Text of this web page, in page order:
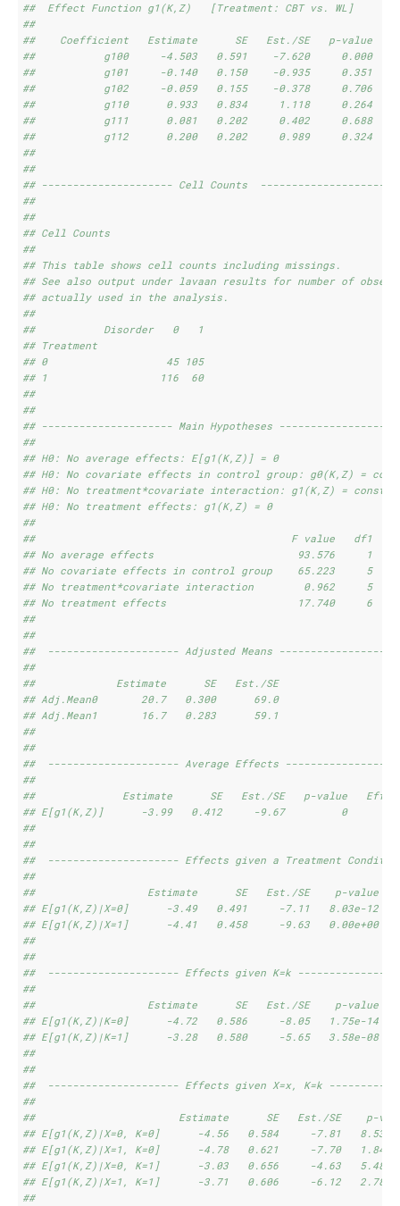
##  Effect Function g1(K,Z)   [Treatment: CBT vs. WL]
##
##    Coefficient   Estimate      SE   Est./SE   p-value
##           g100     -4.503   0.591    -7.620     0.000
##           g101     -0.140   0.150    -0.935     0.351
##           g102     -0.059   0.155    -0.378     0.706
##           g110      0.933   0.834     1.118     0.264
##           g111      0.081   0.202     0.402     0.688
##           g112      0.200   0.202     0.989     0.324
##
##
## --------------------- Cell Counts  ---------------------
##
##
## Cell Counts
##
## This table shows cell counts including missings.
## See also output under lavaan results for number of
## actually used in the analysis.
##
##           Disorder   0   1
## Treatment
## 0                   45 105
## 1                  116  60
##
##
## --------------------- Main Hypotheses
##
## H0: No average effects: E[g1(K,Z)] = 0
## H0: No covariate effects in control group: g0(K,Z) =
## H0: No treatment*covariate interaction: g1(K,Z) =
## H0: No treatment effects: g1(K,Z) = 0
##
##                                         F value   df1
## No average effects                       93.576     1
## No covariate effects in control group    65.223     5
## No treatment*covariate interaction        0.962     5
## No treatment effects                     17.740     6
##
##
##  --------------------- Adjusted Means
##
##             Estimate      SE   Est./SE
## Adj.Mean0       20.7   0.300      69.0
## Adj.Mean1       16.7   0.283      59.1
##
##
##  --------------------- Average Effects
##
##              Estimate      SE   Est./SE   p-value
## E[g1(K,Z)]      -3.99   0.412     -9.67         0        -
##
##
##  --------------------- Effects given a Treatment
##
##                  Estimate      SE   Est./SE    p-value
## E[g1(K,Z)|X=0]      -3.49   0.491     -7.11   8.03e-12
## E[g1(K,Z)|X=1]      -4.41   0.458     -9.63   0.00e+00
##
##
##  --------------------- Effects given K=k
##
##                  Estimate      SE   Est./SE    p-value
## E[g1(K,Z)|K=0]      -4.72   0.586     -8.05   1.75e-14
## E[g1(K,Z)|K=1]      -3.28   0.580     -5.65   3.58e-08
##
##
##  --------------------- Effects given X=x, K=k
##
##                       Estimate      SE   Est./SE    p-
## E[g1(K,Z)|X=0, K=0]      -4.56   0.584     -7.81
## E[g1(K,Z)|X=1, K=0]      -4.78   0.621     -7.70
## E[g1(K,Z)|X=0, K=1]      -3.03   0.656     -4.63
## E[g1(K,Z)|X=1, K=1]      -3.71   0.606     -6.12
##